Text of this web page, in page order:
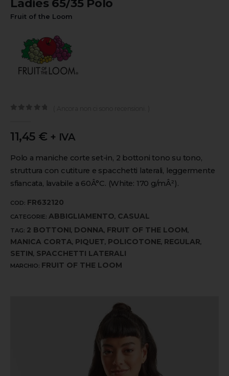
Ladies 65/35 Polo
Fruit of the Loom
11,45 € + IVA
Polo a maniche corte set-in, 2 bottoni tono su tono,
struttura con cutiture e spacchetti laterali, leggermente
sfiancata, lavabile a 60Â°C. (White: 170 g/mÂ²).
COD: FR632120
CATEGORIE: ABBIGLIAMENTO, CASUAL
TAG: 2 BOTTONI, DONNA, FRUIT OF THE LOOM,
MANICA CORTA, PIQUET, POLICOTONE, REGULAR,
SETIN, SPACCHETTI LATERALI
MARCHIO: FRUIT OF THE LOOM